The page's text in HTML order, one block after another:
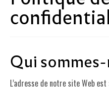
LA COOPÉRATIVE & L’ASSO
LE CONSEIL COOPÉRATIF
LE PROGRAMME
DÉTAIL DES ÉVÉNEMENTS
Qui
L’adresse de notre site Web